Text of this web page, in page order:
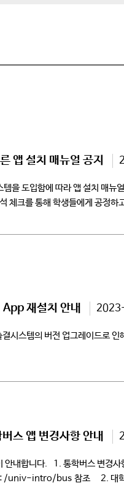
앱 설치 매뉴얼 공지
을 도입함에 따라 앱 설치 매뉴
크를 통해 학생들에게 공정하
재설치 안내
시스템의 버전 업그레이드로
스 앱 변경사항 안내
안내합니다. 1. 통학버스 변
/univ-intro/bus 참조 2. 대학